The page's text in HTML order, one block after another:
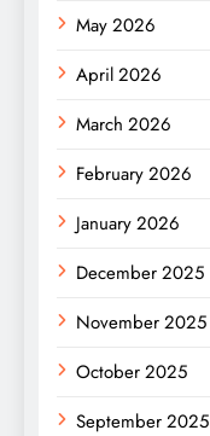
May 2026
April 2026
March 2026
February 2026
January 2026
December 2025
November 2025
October 2025
September 2025